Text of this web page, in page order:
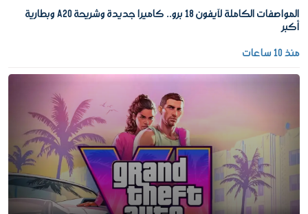
المواصفات الكاملة لآيفون 18 برو.. كاميرا جديدة وشريحة A20 وبطارية
أكبر
منذ 10 ساعات